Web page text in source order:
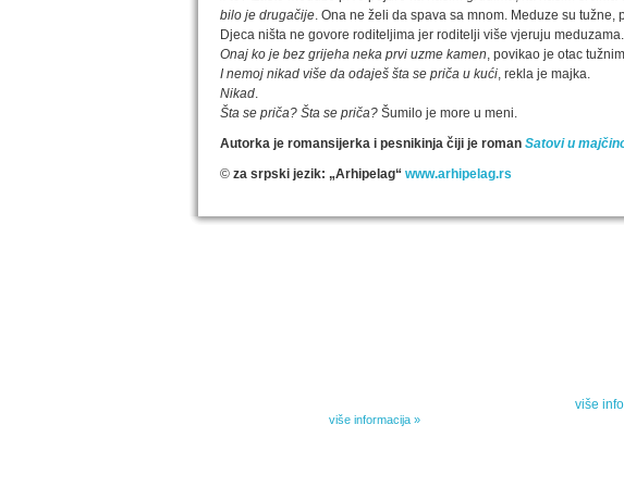
bilo je drugačije. Ona ne želi da spava sa mnom. Meduze su
Djeca ništa ne govore roditeljima jer roditelji više vjeruju meduzama.
Onaj ko je bez grijeha neka prvi uzme kamen, povikao je otac
I nemoj nikad više da odaješ šta se priča u kući, rekla je majka.
Nikad.
Šta se priča? Šta se priča? Šumilo je more u meni.
Autorka je romansijerka i pesnikinja čiji je roman Satovi u
© za srpski jezik: „Arhipelag“ www.arhipelag.rs
više informacija »
više